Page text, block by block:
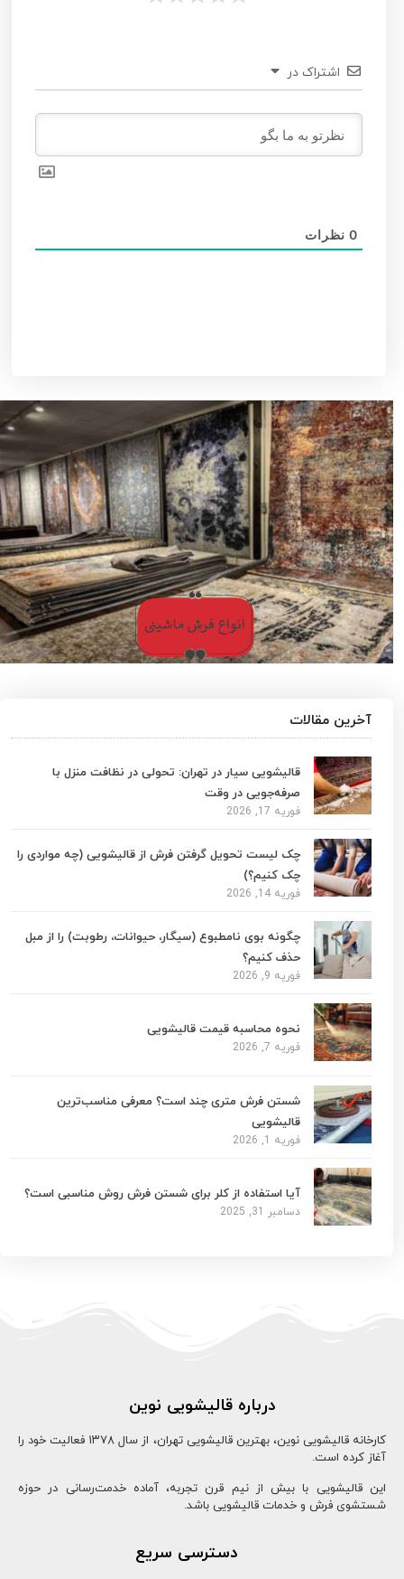
آخرین مقالات
قالیشویی سیار در تهران: تحولی در نظافت منزل با
صرفه‌جویی در وقت
فوریه 17, 2026
چک لیست تحویل گرفتن فرش از قالیشویی (چه مواردی را
چک کنیم؟)
فوریه 14, 2026
چگونه بوی نامطبوع (سیگار، حیوانات، رطوبت) را از مبل
حذف کنیم؟
فوریه 9, 2026
نحوه محاسبه قیمت قالیشویی
فوریه 7, 2026
شستن فرش متری چند است؟ معرفی مناسب‌ترین
قالیشویی
فوریه 1, 2026
آیا استفاده از کلر برای شستن فرش روش مناسبی است؟
دسامبر 31, 2025
اشتراک در
0 نظرات
درباره قالیشویی نوین
کارخانه قالیشویی نوین، بهترین قالیشویی تهران، از سال ۱۳78 فعالیت خود را
آغاز کرده است.
این قالیشویی با بیش از نیم قرن تجربه، آماده خدمت‌رسانی در حوزه
شستشوی فرش و خدمات قالیشویی باشد.
دسترسی سریع